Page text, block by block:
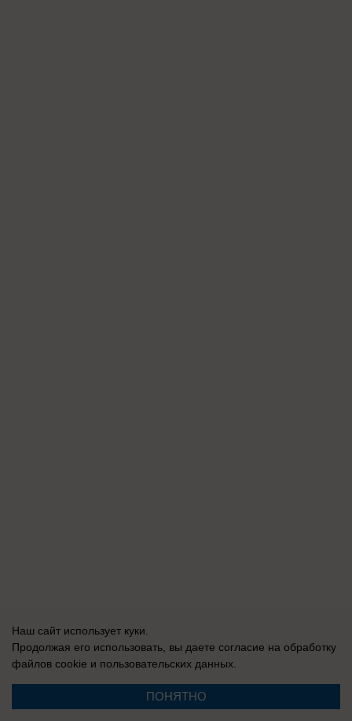
Наш сайт использует куки.
Продолжая его использовать, вы даете согласие на обработку
файлов cookie и пользовательских данных.
ПОНЯТНО